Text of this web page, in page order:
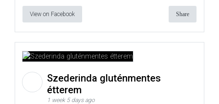
View on Facebook Share
Szederinda gluténmentes
étterem
1 week 5 days ago